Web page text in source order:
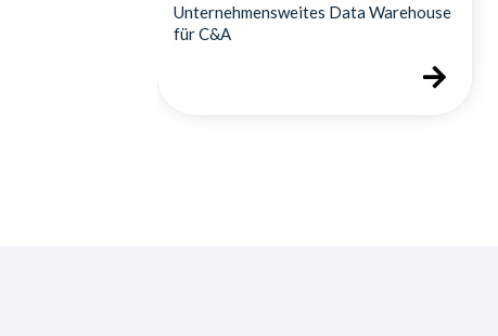
Unternehmensweites Data Warehouse
für C&A